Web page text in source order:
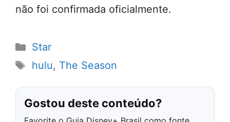
não foi confirmada oficialmente.
Categorias
Star
Tags
hulu, The Season
Gostou deste conteúdo?